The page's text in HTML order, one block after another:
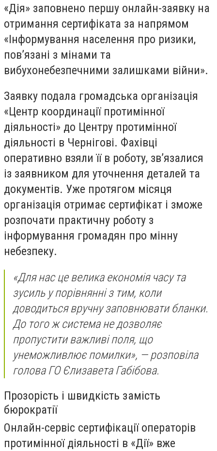
«Дія» заповнено першу онлайн-заявку на
отримання сертифіката за напрямом
«Інформування населення про ризики,
пов’язані з мінами та
вибухонебезпечними залишками війни».
Заявку подала громадська організація
«Центр координації протимінної
діяльності» до Центру протимінної
діяльності в Чернігові. Фахівці
оперативно взяли її в роботу, зв’язалися
із заявником для уточнення деталей та
документів. Уже протягом місяця
організація отримає сертифікат і зможе
розпочати практичну роботу з
інформування громадян про мінну
небезпеку.
«Для нас це велика економія часу та
зусиль у порівнянні з тим, коли
доводиться вручну заповнювати бланки.
До того ж система не дозволяє
пропустити важливі поля, що
унеможливлює помилки», — розповіла
голова ГО Єлизавета Габібова.
Прозорість і швидкість замість
бюрократії
Онлайн-сервіс сертифікації операторів
протимінної діяльності в «Дії» вже